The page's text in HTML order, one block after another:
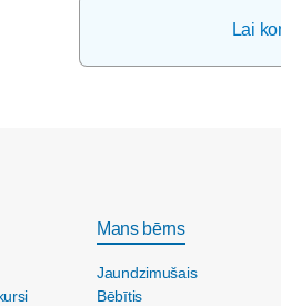
Lai
Mans bērns
Jaundzimušais
Bēbītis